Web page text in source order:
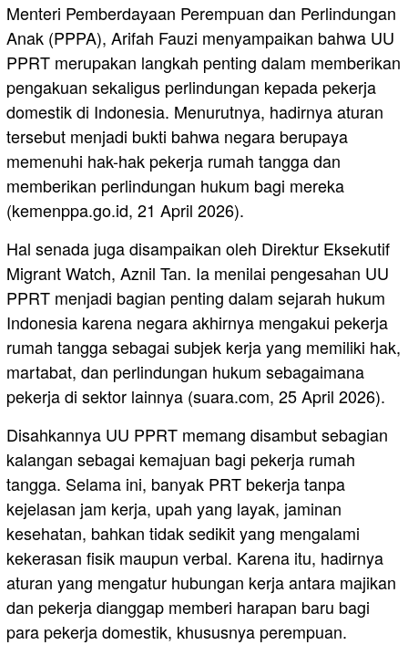
Menteri Pemberdayaan Perempuan dan Perlindungan
Anak (PPPA), Arifah Fauzi menyampaikan bahwa UU
PPRT merupakan langkah penting dalam memberikan
pengakuan sekaligus perlindungan kepada pekerja
domestik di Indonesia. Menurutnya, hadirnya aturan
tersebut menjadi bukti bahwa negara berupaya
memenuhi hak-hak pekerja rumah tangga dan
memberikan perlindungan hukum bagi mereka
(kemenppa.go.id, 21 April 2026).
Hal senada juga disampaikan oleh Direktur Eksekutif
Migrant Watch, Aznil Tan. Ia menilai pengesahan UU
PPRT menjadi bagian penting dalam sejarah hukum
Indonesia karena negara akhirnya mengakui pekerja
rumah tangga sebagai subjek kerja yang memiliki hak,
martabat, dan perlindungan hukum sebagaimana
pekerja di sektor lainnya (suara.com, 25 April 2026).
Disahkannya UU PPRT memang disambut sebagian
kalangan sebagai kemajuan bagi pekerja rumah
tangga. Selama ini, banyak PRT bekerja tanpa
kejelasan jam kerja, upah yang layak, jaminan
kesehatan, bahkan tidak sedikit yang mengalami
kekerasan fisik maupun verbal. Karena itu, hadirnya
aturan yang mengatur hubungan kerja antara majikan
dan pekerja dianggap memberi harapan baru bagi
para pekerja domestik, khususnya perempuan.